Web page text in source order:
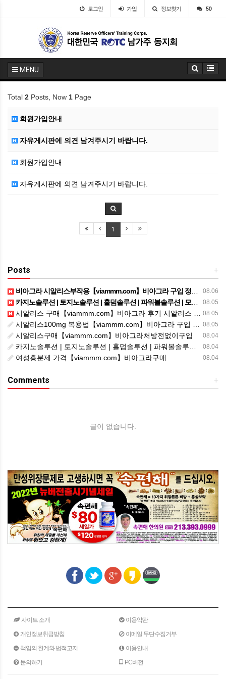
로그인 가입 정보찾기 50
MENU
Total 2 Posts, Now 1 Page
회원가입안내
자유게시판에 의견 남겨주시기 바랍니다.
회원가입안내
자유게시판에 의견 남겨주시기 바랍니다.
1
+
Posts
08.06
비아그라 시알리스부작용【viammm.com】비아그라 구입 정품비아그라 시알리스발기부전
08.05
카지노솔루션 | 토지노솔루션 | 홀덤솔루션 | 파워볼솔루션 | 모아솔루션
08.05
시알리스 구매【viammm.com】비아그라 후기 시알리스 파는곳
08.05
시알리스100mg 복용법【viammm.com】비아그라 구입 시알리스20mg 복용법
08.04
시알리스구매【viammm.com】비아그라처방전없이구입
08.04
카지노솔루션 | 토지노솔루션 | 홀덤솔루션 | 파워볼솔루션 | 모아솔루션
08.04
여성흥분제 가격【viammm.com】비아그라구매
+
Comments
글이 없습니다.
사이트 소개
이용약관
개인정보취급방침
이메일 무단수집거부
책임의 한계와 법적고지
이용안내
문의하기
PC버전